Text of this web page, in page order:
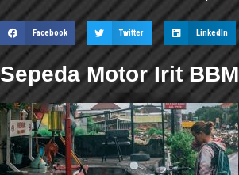
Facebook Twitter LinkedIn
Sepeda Motor Irit BBM